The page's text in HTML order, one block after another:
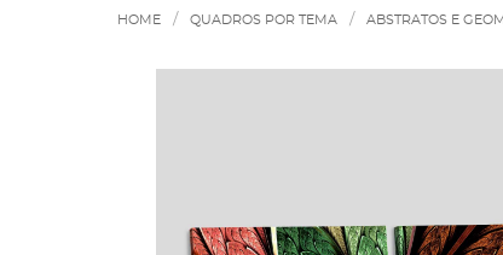
HOME QUADROS POR TEMA ABSTRATOS E